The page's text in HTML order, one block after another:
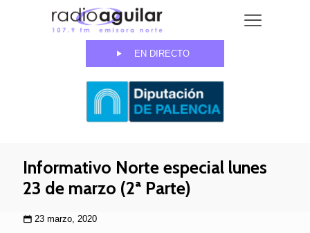
EN DIRECTO
Informativo Norte especial lunes
23 de marzo (2ª Parte)
23 marzo, 2020